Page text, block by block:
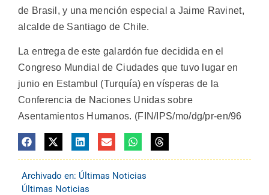
de Brasil, y una mención especial a Jaime Ravinet,
alcalde de Santiago de Chile.
La entrega de este galardón fue decidida en el
Congreso Mundial de Ciudades que tuvo lugar en
junio en Estambul (Turquía) en vísperas de la
Conferencia de Naciones Unidas sobre
Asentamientos Humanos. (FIN/IPS/mo/dg/pr-en/96
Archivado en: Últimas Noticias
Últimas Noticias